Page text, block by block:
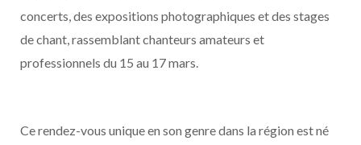
concerts, des expositions photographiques et des stages
de chant, rassemblant chanteurs amateurs et
professionnels du 15 au 17 mars.
Ce rendez-vous unique en son genre dans la région est né